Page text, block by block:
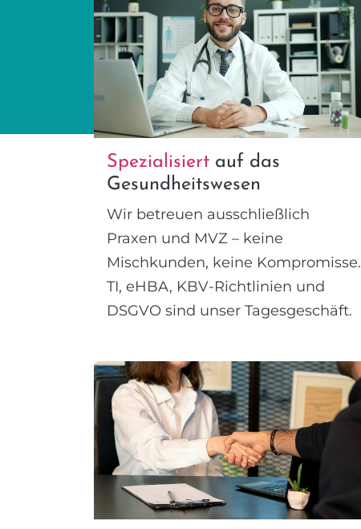
Spezialisiert auf das
Gesundheitswesen
Wir betreuen ausschließlich
Praxen und MVZ – keine
Mischkunden, keine Kompromisse.
TI, eHBA, KBV-Richtlinien und
DSGVO sind unser Tagesgeschäft.